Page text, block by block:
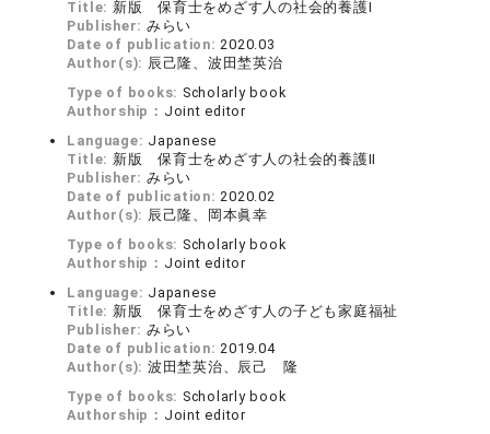
Title: 新版 保育士をめざす人の社会的養護Ⅰ
Publisher: みらい
Date of publication: 2020.03
Author(s): 辰己隆、波田埜英治
Type of books: Scholarly book
Authorship： Joint editor
Language: Japanese
Title: 新版 保育士をめざす人の社会的養護Ⅱ
Publisher: みらい
Date of publication: 2020.02
Author(s): 辰己隆、岡本眞幸
Type of books: Scholarly book
Authorship： Joint editor
Language: Japanese
Title: 新版 保育士をめざす人の子ども家庭福祉
Publisher: みらい
Date of publication: 2019.04
Author(s): 波田埜英治、辰己 隆
Type of books: Scholarly book
Authorship： Joint editor